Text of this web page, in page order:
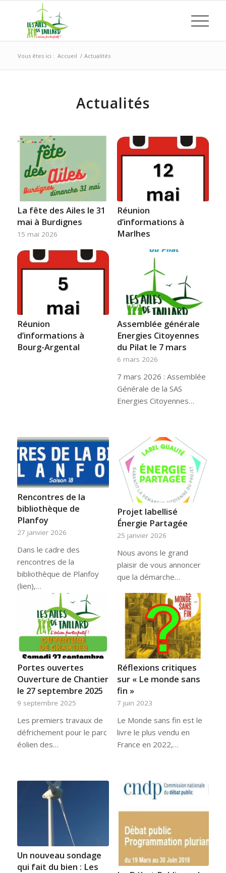
Vous êtes ici : Accueil / Actualités
Actualités
La fête des Ailes le 31
mai à Burdignes
15 mai 2026
Réunion
d’informations à
Marlhes
Réunion
d’informations à
Bourg-Argental
Assemblée générale
Energies Citoyennes
du Pilat le 7 mars
6 mars 2026
7 mars 2026 : Assemblée
Générale de la SAS
Energies Citoyennes…
Rencontres de la
bibliothèque de
Planfoy
27 janvier 2026
Dans le cadre des
rencontres de la
bibliothèque de Planfoy
(lien),…
Projet labellisé
Énergie Partagée
25 janvier 2026
Nous avons le grand
plaisir de vous annoncer
que la démarche…
Portes ouvertes
Ouverture de Chantier
le 27 septembre 2025
9 septembre 2025
Les premiers travaux de
défrichement pour le parc
éolien des…
Réflexions critiques
sur « Le monde sans
fin »
7 juin 2023
Le Monde sans fin est le
livre le plus vendu en
France en 2022,…
Un nouveau sondage
qui fait du bien : Les